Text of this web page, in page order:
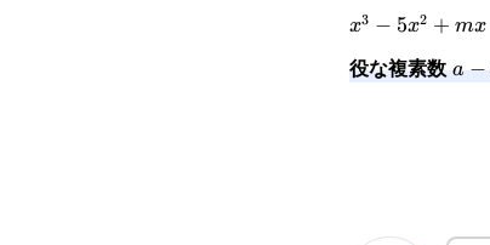
x^3-
5x^2+mx-
x3 − 5x2 + mx
役な複素数a-
a −